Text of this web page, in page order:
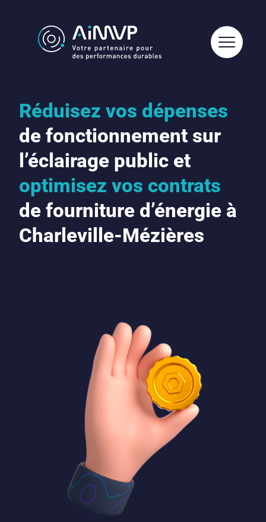
Réduisez vos dépenses
de fonctionnement sur
l’éclairage public et
optimisez vos contrats
de fourniture d’énergie à
Charleville-Mézières